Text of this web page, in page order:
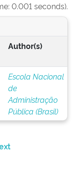
0.001 seconds).
Author(s)
Escola Nacional
de
Administração
Pública (Brasil)